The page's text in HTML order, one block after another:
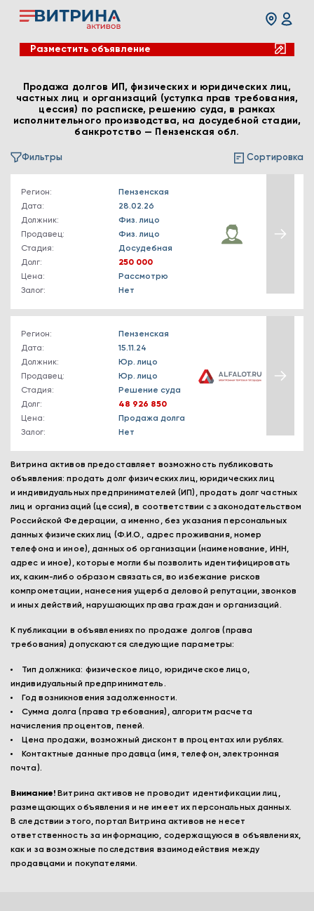
Разместить объявление
Продажа долгов ИП, физических и юридических лиц,
частных лиц и организаций (уступка прав требования,
цессия) по расписке, решению суда, в рамках
исполнительного производства, на досудебной стадии,
банкротство — Пензенская обл.
Фильтры Сортировка
Регион:
Пензенская
Дата:
28.02.26
Должник:
Физ. лицо
Продавец:
Физ. лицо
Стадия:
Досудебная
Долг:
250 000
Цена:
Рассмотрю
Залог:
Нет
Регион:
Пензенская
Дата:
15.11.24
Должник:
Юр. лицо
Продавец:
Юр. лицо
Стадия:
Решение суда
Долг:
48 926 850
Цена:
Продажа долга
Залог:
Нет
Витрина активов предоставляет возможность публиковать
объявления: продать долг физических лиц, юридических лиц
и индивидуальных предпринимателей (ИП), продать долг частных
лиц и организаций (цессия), в соответствии с законодательством
Российской Федерации, а именно, без указания персональных
данных физических лиц (Ф.И.О., адрес проживания, номер
телефона и иное), данных об организации (наименование, ИНН,
адрес и иное), которые могли бы позволить идентифицировать
их, каким-либо образом связаться, во избежание рисков
компрометации, нанесения ущерба деловой репутации, звонков
и иных действий, нарушающих права граждан и организаций.
К публикации в объявлениях по продаже долгов (права
требования) допускаются следующие параметры:
Тип должника: физическое лицо, юридическое лицо,
индивидуальный предприниматель.
Год возникновения задолженности.
Сумма долга (права требования), алгоритм расчета
начисления процентов, пеней.
Цена продажи, возможный дисконт в процентах или рублях.
Контактные данные продавца (имя, телефон, электронная
почта).
Внимание! Витрина активов не проводит идентификации лиц,
размещающих объявления и не имеет их персональных данных.
В следствии этого, портал Витрина активов не несет
ответственность за информацию, содержащуюся в объявлениях,
как и за возможные последствия взаимодействия между
продавцами и покупателями.